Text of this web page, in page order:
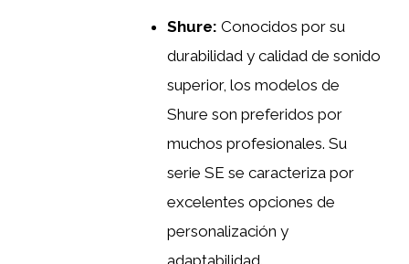
Shure: Conocidos por su
durabilidad y calidad de sonido
superior, los modelos de
Shure son preferidos por
muchos profesionales. Su
serie SE se caracteriza por
excelentes opciones de
personalización y
adaptabilidad.